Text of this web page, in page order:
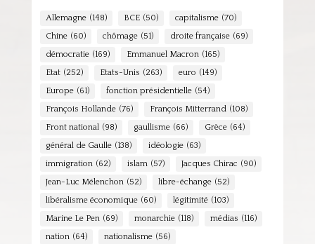
Allemagne (148) BCE (50) capitalisme (70)
Chine (60) chômage (51) droite française (69)
démocratie (169) Emmanuel Macron (165)
Etat (252) Etats-Unis (263) euro (149)
Europe (61) fonction présidentielle (54)
François Hollande (76) François Mitterrand (108)
Front national (98) gaullisme (66) Grèce (64)
général de Gaulle (138) idéologie (63)
immigration (62) islam (57) Jacques Chirac (90)
Jean-Luc Mélenchon (52) libre-échange (52)
libéralisme économique (60) légitimité (103)
Marine Le Pen (69) monarchie (118) médias (116)
nation (64) nationalisme (56)